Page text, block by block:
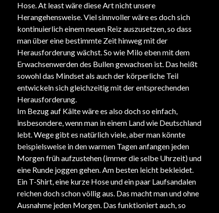
Hose. At least wäre diese Art nicht unsere
Herangehensweise. Viel sinnvoller wäre es doch sich
kontinuierlich einem neuen Reiz auszusetzen, so dass
man über eine bestimmte Zeit hinweg mit der
Herausforderung wächst. So wie Milo eben mit dem
Erwachsenwerden des Bullen gewachsen ist. Das heißt
sowohl das Mindset als auch der körperliche Teil
entwickeln sich gleichzeitig mit der entsprechenden
Herausforderung.
Im Bezug auf Kälte wäre es also doch so einfach,
insbesondere, wenn man in einem Land wie Deutschland
lebt. Wege gibt es natürlich viele, aber man könnte
beispielsweise in den warmen Tagen anfangen jeden
Morgen früh aufzustehen (immer die selbe Uhrzeit) und
eine Runde joggen gehen. Am besten leicht bekleidet.
Ein T-Shirt, eine kurze Hose und ein paar Laufsandalen
reichen doch schon völlig aus. Das macht man und ohne
Ausnahme jeden Morgen. Das funktioniert auch, so